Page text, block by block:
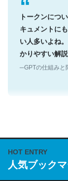
トークンにつ
キュメントに
い人多いよね
かりやすい解
説してる記事
https://
/064121
─GPTの仕組み
HOT ENTRY
人気ブック